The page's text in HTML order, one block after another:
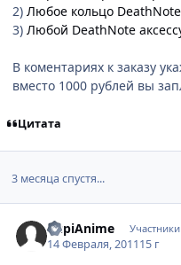
2) Любое кольцо DeathNote
3) Любой DeathNote
В коментариях к заказу
вместо 1000 рублей вы
Цитата
3 месяца спустя...
KupiAnime Участники
14 Февраля, 201115 г